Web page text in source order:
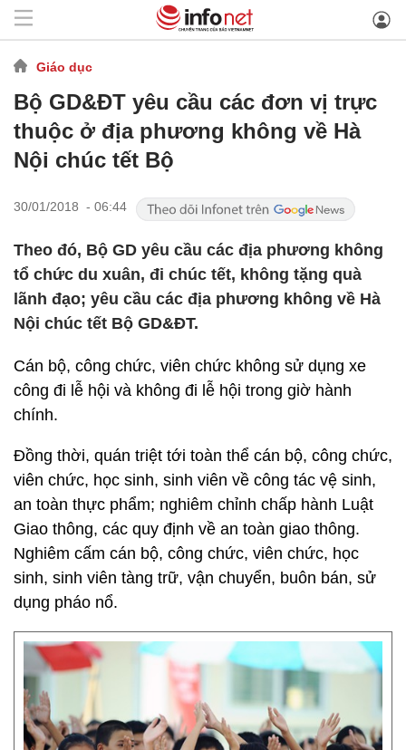
Giáo dục
Bộ GD&ĐT yêu cầu các đơn vị trực
thuộc ở địa phương không về Hà
Nội chúc tết Bộ
30/01/2018 - 06:44
Theo đó, Bộ GD yêu cầu các địa phương không
tổ chức du xuân, đi chúc tết, không tặng quà
lãnh đạo; yêu cầu các địa phương không về Hà
Nội chúc tết Bộ GD&ĐT.
Cán bộ, công chức, viên chức không sử dụng xe
công đi lễ hội và không đi lễ hội trong giờ hành
chính.
Đồng thời, quán triệt tới toàn thể cán bộ, công chức,
viên chức, học sinh, sinh viên về công tác vệ sinh,
an toàn thực phẩm; nghiêm chỉnh chấp hành Luật
Giao thông, các quy định về an toàn giao thông.
Nghiêm cấm cán bộ, công chức, viên chức, học
sinh, sinh viên tàng trữ, vận chuyển, buôn bán, sử
dụng pháo nổ.